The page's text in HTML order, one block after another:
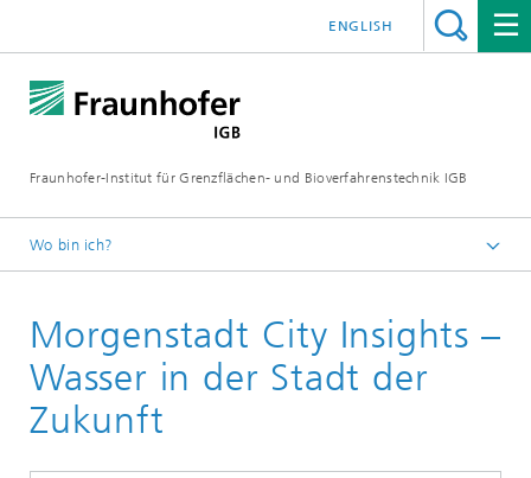
Fraunhofer-Institut für Grenzflächen- und Bioverfahrenstechnik IGB
ENGLISH
Wo bin ich?
Greentech Solutions
optimierte Wassernutzung und -wiederverwendung
Morgenstadt City Insights –
Wasser in der Stadt der
Zukunft